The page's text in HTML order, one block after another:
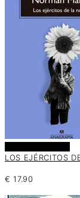
LOS EJÉRCITOS
€ 17.90